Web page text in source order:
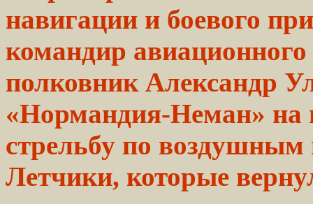
навигации и боевого
командир
полковник Александр
«Нормандия-Неман» на
стрельбу по воздушным
Летчики, которые